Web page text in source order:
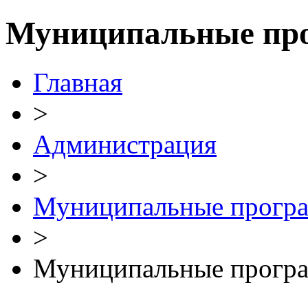
Муниципальные
Главная
>
Администрация
>
Муниципальные
>
Муниципальные